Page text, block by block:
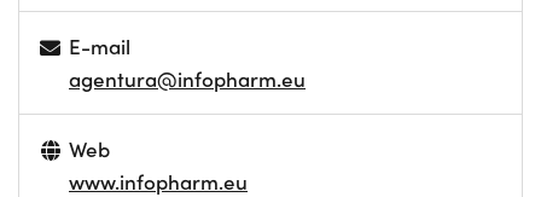
E-mail
agentura@infopharm.eu
Web
www.infopharm.eu